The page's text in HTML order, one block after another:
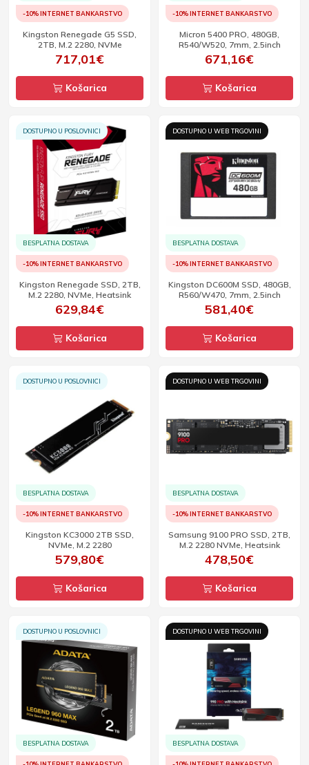
-10% INTERNET BANKARSTVO
Kingston Renegade G5 SSD,
2TB, M.2 2280, NVMe
717,01€
Košarica
-10% INTERNET BANKARSTVO
Micron 5400 PRO, 480GB,
R540/W520, 7mm, 2.5inch
671,16€
Košarica
DOSTUPNO U POSLOVNICI
BESPLATNA DOSTAVA
-10% INTERNET BANKARSTVO
Kingston Renegade SSD, 2TB,
M.2 2280, NVMe, Heatsink
629,84€
Košarica
DOSTUPNO U WEB TRGOVINI
BESPLATNA DOSTAVA
-10% INTERNET BANKARSTVO
Kingston DC600M SSD, 480GB,
R560/W470, 7mm, 2.5inch
581,40€
Košarica
DOSTUPNO U POSLOVNICI
BESPLATNA DOSTAVA
-10% INTERNET BANKARSTVO
Kingston KC3000 2TB SSD,
NVMe, M.2 2280
579,80€
Košarica
DOSTUPNO U WEB TRGOVINI
BESPLATNA DOSTAVA
-10% INTERNET BANKARSTVO
Samsung 9100 PRO SSD, 2TB,
M.2 2280 NVMe, Heatsink
478,50€
Košarica
DOSTUPNO U POSLOVNICI
BESPLATNA DOSTAVA
DOSTUPNO U WEB TRGOVINI
BESPLATNA DOSTAVA